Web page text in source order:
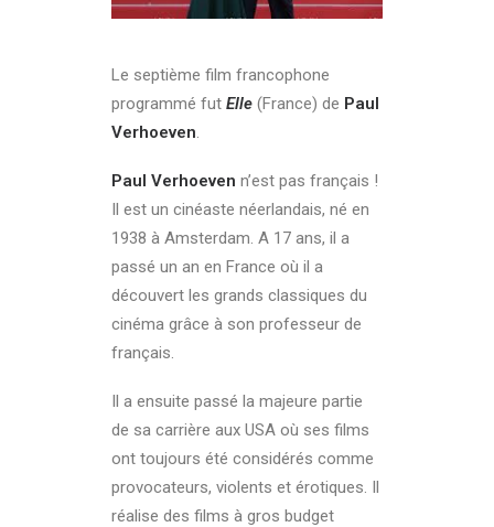
Le septième film francophone
programmé fut Elle (France) de Paul
Verhoeven.
Paul Verhoeven n’est pas français !
Il est un cinéaste néerlandais, né en
1938 à Amsterdam. A 17 ans, il a
passé un an en France où il a
découvert les grands classiques du
cinéma grâce à son professeur de
français.
Il a ensuite passé la majeure partie
de sa carrière aux USA où ses films
ont toujours été considérés comme
provocateurs, violents et érotiques. Il
réalise des films à gros budget